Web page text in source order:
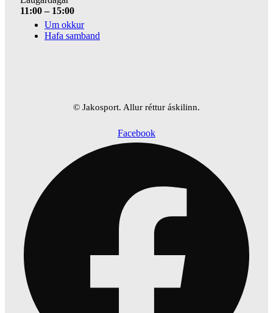
11:00 – 15:00
Um okkur
Hafa samband
© Jakosport. Allur réttur áskilinn.
Facebook